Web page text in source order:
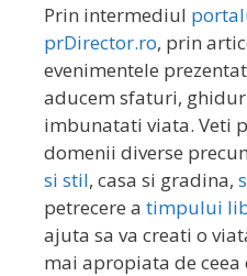
Prin intermediul
prDirector.ro, prin
evenimentele
aducem sfaturi,
imbunatati viata. Veti
domenii diverse
si stil, casa si gradina,
petrecere a timpului
ajuta sa va creati o
mai apropiata de ceea